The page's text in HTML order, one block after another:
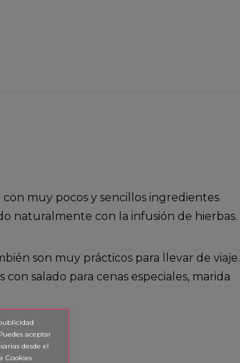
muy pocos y sencillos ingredientes
naturalmente con la infusión de hierbas.
son muy prácticos para llevar de viaje.
salado para cenas especiales, marida
aceptar
desde el
Cookies